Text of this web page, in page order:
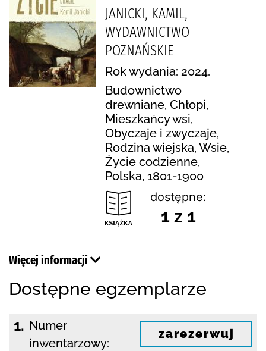
JANICKI, KAMIL,
WYDAWNICTWO
POZNAŃSKIE
Rok wydania: 2024.
Budownictwo
drewniane, Chłopi,
Mieszkańcy wsi,
Obyczaje i zwyczaje,
Rodzina wiejska, Wsie,
Życie codzienne,
Polska, 1801-1900
dostępne:
1 z 1
Więcej informacji
Dostępne egzemplarze
1. Numer
inwentarzowy:
zarezerwuj